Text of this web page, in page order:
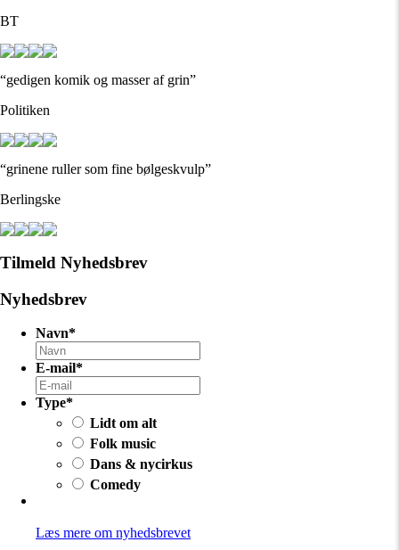
BT
“gedigen komik og masser af grin”
Politiken
“grinene ruller som fine bølgeskvulp”
Berlingske
Tilmeld Nyhedsbrev
Nyhedsbrev
Navn*
E-mail*
Type*
Lidt om alt
Folk music
Dans & nycirkus
Comedy
Læs mere om nyhedsbrevet